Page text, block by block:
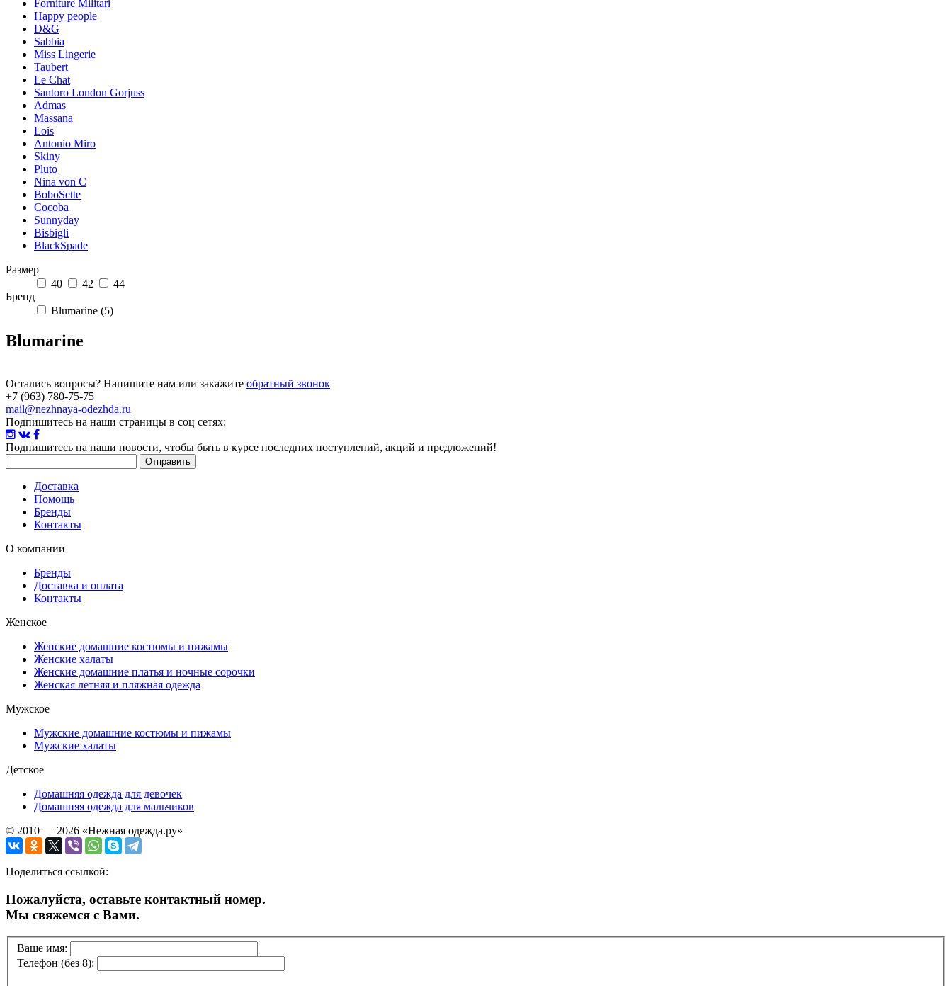
Forniture Militari
Happy people
D&G
Sabbia
Miss Lingerie
Taubert
Le Chat
Santoro London Gorjuss
Admas
Massana
Lois
Antonio Miro
Skiny
Pluto
Nina von C
BoboSette
Cocoba
Sunnyday
Bisbigli
BlackSpade
Размер
40
42
44
Бренд
Blumarine (5)
Blumarine
Остались вопросы? Напишите нам или закажите обратный звонок
+7 (963) 780-75-75
mail@nezhnaya-odezhda.ru
Подпишитесь на наши страницы в соц сетях:
Подпишитесь на наши новости, чтобы быть в курсе последних поступлений, акций и предложений!
Доставка
Помощь
Бренды
Контакты
О компании
Бренды
Доставка и оплата
Контакты
Женское
Женские домашние костюмы и пижамы
Женские халаты
Женские домашние платья и ночные сорочки
Женская летняя и пляжная одежда
Мужское
Мужские домашние костюмы и пижамы
Мужские халаты
Детское
Домашняя одежда для девочек
Домашняя одежда для мальчиков
© 2010 — 2026 «Нежная одежда.ру»
Поделиться ссылкой:
Пожалуйста, оставьте контактный номер.
Мы свяжемся с Вами.
Ваше имя:
Телефон (без 8):